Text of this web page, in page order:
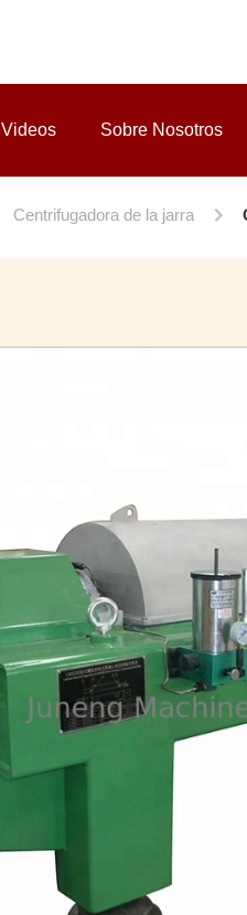
Videos Sobre Nosotros
Centrifugadora de la jarra